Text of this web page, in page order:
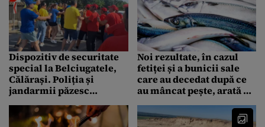
Dispozitiv de securitate
special la Belciugatele,
Călărași. Poliția și
jandarmii păzesc
Noi rezultate, în cazul
fetiței și a bunicii sale
care au decedat după ce
au mâncat pește, arată că
BACTERII periculoase